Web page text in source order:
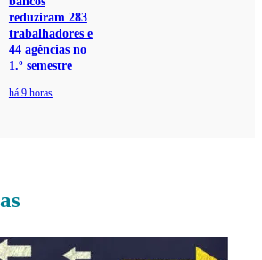
reduziram 283
trabalhadores e
44 agências no
1.º semestre
há 9 horas